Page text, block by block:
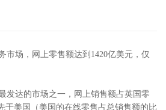
市场，网上零售额达到1420亿美元，仅
发达的市场之一，网上销售额占英国零
于美国（美国的在线零售占总销售额的比